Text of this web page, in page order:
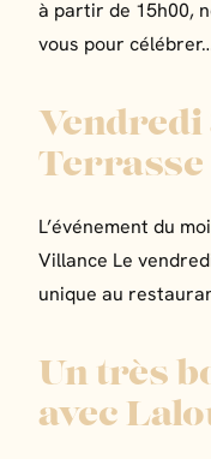
à partir de 15h00,
vous pour
Vendredi
Terrasse
L’événement du
Villance Le
unique au
Un très
avec